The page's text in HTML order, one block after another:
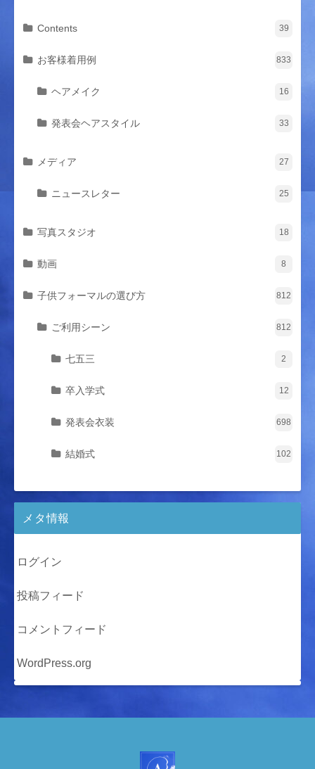
Contents 39
お客様着用例 833
ヘアメイク 16
発表会ヘアスタイル 33
メディア 27
ニュースレター 25
写真スタジオ 18
動画 8
子供フォーマルの選び方 812
ご利用シーン 812
七五三 2
卒入学式 12
発表会衣装 698
結婚式 102
メタ情報
ログイン
投稿フィード
コメントフィード
WordPress.org